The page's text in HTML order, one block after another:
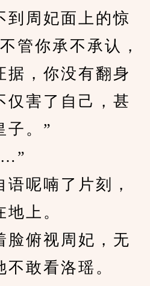
周妃面上的惊
管你承不承认，
据，你没有翻身
仅害了自己，甚
子。”
呢喃了片刻，
上。
俯视周妃，无
敢看洛瑶。